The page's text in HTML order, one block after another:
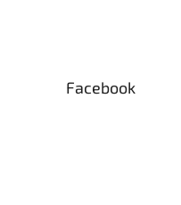
Facebook